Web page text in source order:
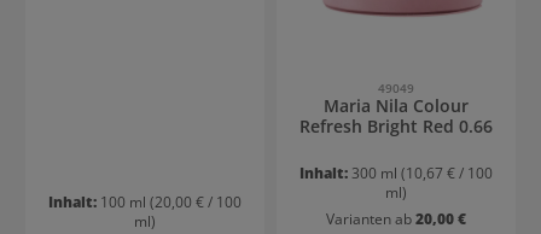
Inhalt: 100 ml (20,00 € / 100
ml)
49049
Maria Nila Colour
Refresh Bright Red 0.66
Inhalt: 300 ml (10,67 € / 100
ml)
Varianten ab20,00 €